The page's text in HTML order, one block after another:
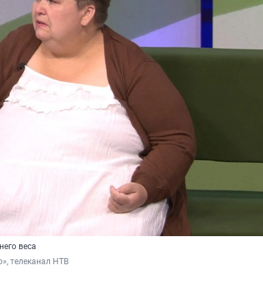
веса
телеканал НТВ